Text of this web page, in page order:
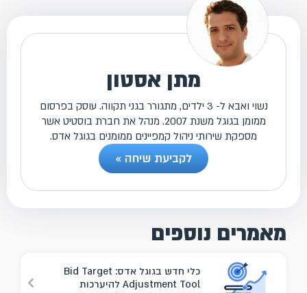
מתן אסטון
נשוי ואבא ל- 3 ילדים, מתגורר בגני תקווה. עוסק בפרסום
ממומן בגוגל משנת 2007. מנהל את חברת בוסטיט אשר
מספקת שירותי ניהול קמפיינים ממומנים בגוגל אדס.
לקביעת שיחה »
מאמרים נוספים
כלי חדש בגוגל אדס: Bid Target
Adjustment Tool להיערכות